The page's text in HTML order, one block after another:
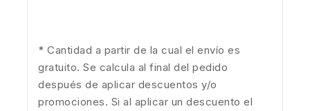
* Cantidad a partir de la cual el envío es
gratuito. Se calcula al final del pedido
después de aplicar descuentos y/o
promociones. Si al aplicar un descuento el